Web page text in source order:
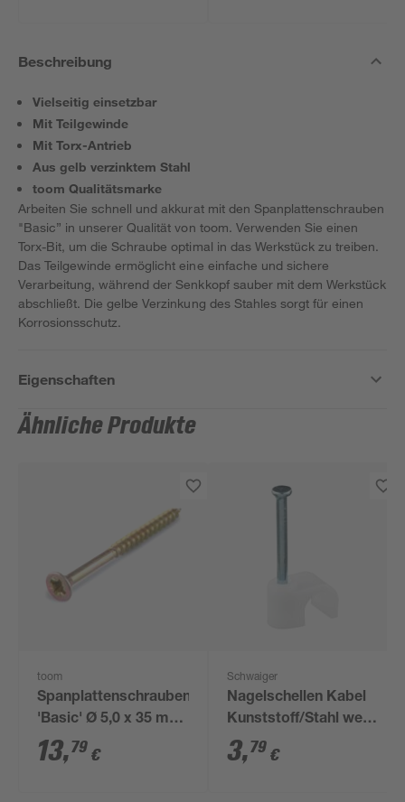
Beschreibung
Vielseitig einsetzbar
Mit Teilgewinde
Mit Torx-Antrieb
Aus gelb verzinktem Stahl
toom Qualitätsmarke
Arbeiten Sie schnell und akkurat mit den Spanplattenschrauben
"Basic” in unserer Qualität von toom. Verwenden Sie einen
Torx-Bit, um die Schraube optimal in das Werkstück zu treiben.
Das Teilgewinde ermöglicht eine einfache und sichere
Verarbeitung, während der Senkkopf sauber mit dem Werkstück
abschließt. Die gelbe Verzinkung des Stahles sorgt für einen
Korrosionsschutz.
Eigenschaften
Ähnliche Produkte
toom
Spanplattenschrauben
'Basic' Ø 5,0 x 35 mm
PZ2 150 Stück
13,79 €
Schwaiger
Nagelschellen Kabel
Kunststoff/Stahl weiß
Ø 7 mm 20 Stück
3,79 €